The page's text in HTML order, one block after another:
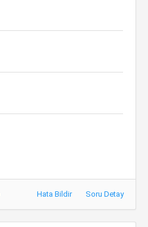
Hata Bildir Soru Detay